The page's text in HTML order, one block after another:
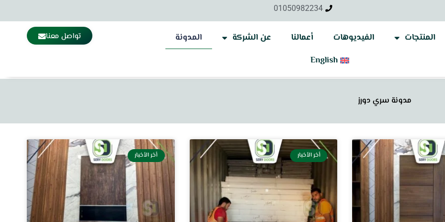
01050982234
المنتجات الفيديوهات أعمالنا عن الشركة
المدونة
English
تواصل معنا
مدونة سري دورز
أخر الأخبار أخر الأخبار
a
e